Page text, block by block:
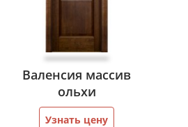
Валенсия массив
ольхи
Узнать цену